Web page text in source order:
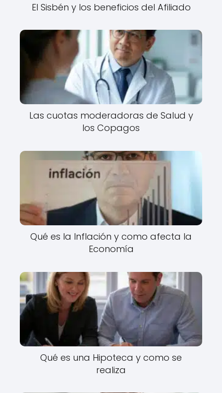
El Sisbén y los beneficios del Afiliado
Las cuotas moderadoras de Salud y
los Copagos
Qué es la Inflación y como afecta la
Economía
Qué es una Hipoteca y como se
realiza